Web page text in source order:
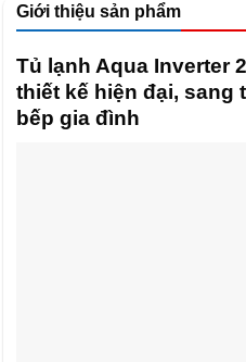
Giới thiệu sản phẩm
Tủ lạnh Aqua Inverter
thiết kế hiện đại, sang
bếp gia đình